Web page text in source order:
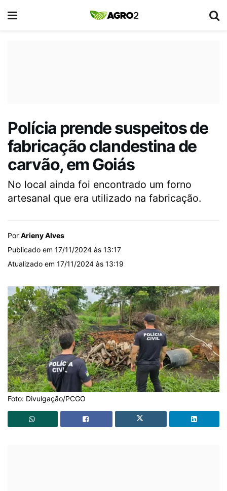
Polícia prende suspeitos de
fabricação clandestina de
carvão, em Goiás
No local ainda foi encontrado um forno
artesanal que era utilizado na fabricação.
Por Arieny Alves
Publicado em 17/11/2024 às 13:17
Atualizado em 17/11/2024 às 13:19
Foto: Divulgação/PCGO